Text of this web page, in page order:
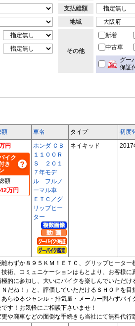
支払総額
地域
その他
新着
中古車
グー
保証
額 車名 タイプ 初度
円
イク
き
額
万円
ホンダ ＣＢ
１１００Ｒ
Ｓ ２０１
７年モデ
ル フルノ
ーマル車
ＥＴＣ／グ
リップヒー
ター
ネイキッド 2017
離わずか８９５ＫＭ！ＥＴＣ、グリップヒータ
技術、コミュニケーションはもとより、お客様
極的に参加し、大いにバイクを楽しんでいただ
Ｎだね！」と、評価していただけるＳＨＯＰを目
あらゆるジャンル・排気量・メーカー問わずバ
す！お気軽にご相談下さいませ！
や廃車などの面倒な手続きも当社にて無料代行